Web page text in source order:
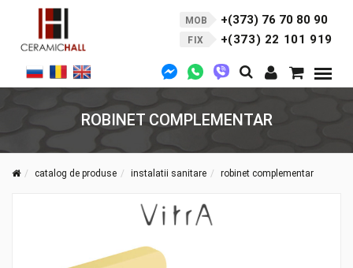
MOB +(373) 76 70 80 90
FIX +(373) 22 101 919
ROBINET COMPLEMENTAR
catalog de produse instalatii sanitare robinet complementar